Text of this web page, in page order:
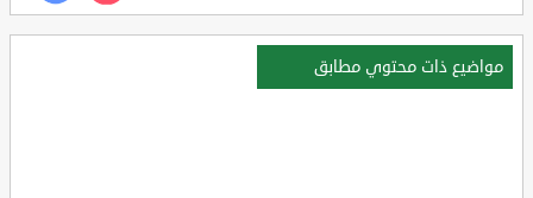
مواضيع ذات محتوي مطابق